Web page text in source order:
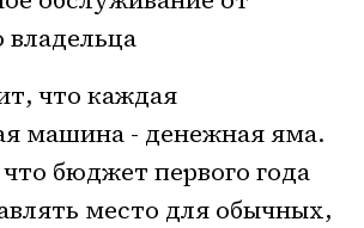
что каждая
машина - денежная яма.
бюджет первого года
место для обычных,